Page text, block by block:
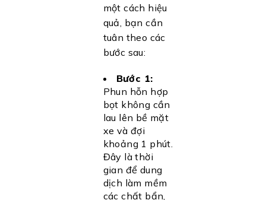
một cách hiệu
quả, bạn cần
tuân theo các
bước sau:
Bước 1:
Phun hỗn hợp
bọt không cần
lau lên bề mặt
xe và đợi
khoảng 1 phút.
Đây là thời
gian để dung
dịch làm mềm
các chất bẩn,